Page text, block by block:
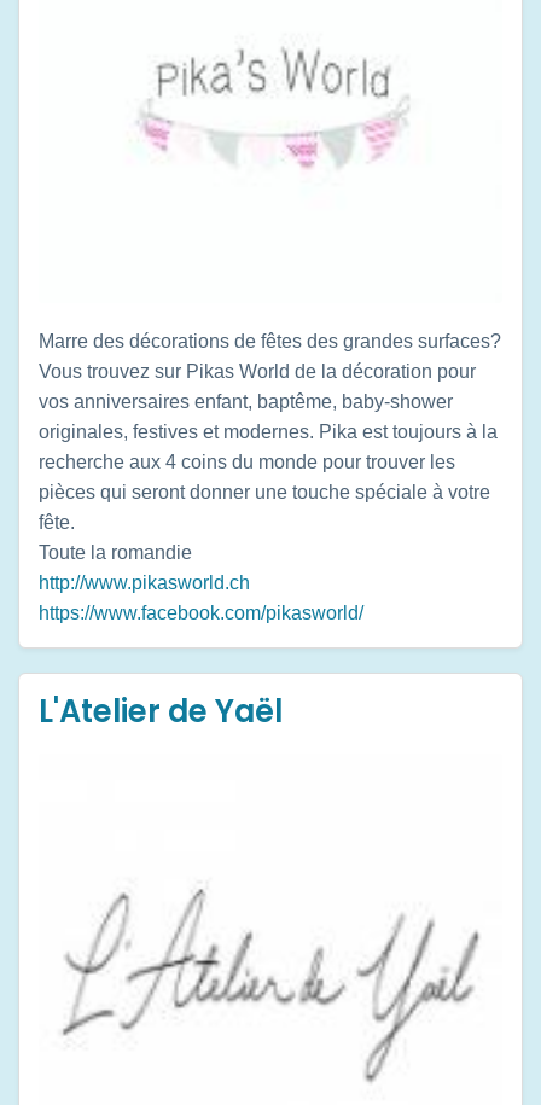
Marre des décorations de fêtes des grandes surfaces?
Vous trouvez sur Pikas World de la décoration pour
vos anniversaires enfant, baptême, baby-shower
originales, festives et modernes. Pika est toujours à la
recherche aux 4 coins du monde pour trouver les
pièces qui seront donner une touche spéciale à votre
fête.
Toute la romandie
http://www.pikasworld.ch
https://www.facebook.com/pikasworld/
L'Atelier de Yaël